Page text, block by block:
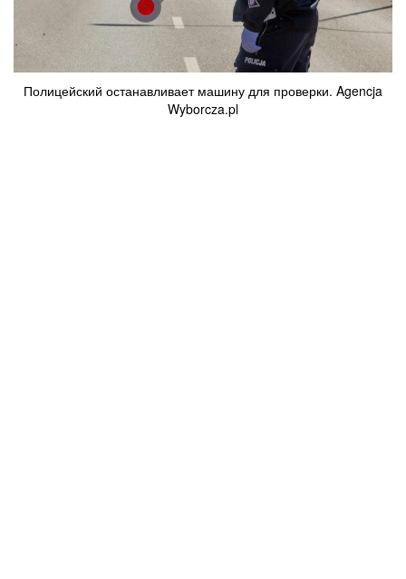
Полицейский останавливает машину для проверки. Agencja
Wyborcza.pl